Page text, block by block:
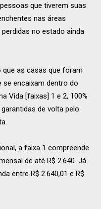
que tiverem suas
nas áreas
no estado ainda
que as casas que foram
se encaixam dentro do
Vida [faixas] 1 e 2, 100%
de volta pelo
a faixa 1 compreende
de até R$ 2.640. Já
entre R$ 2.640,01 e R$